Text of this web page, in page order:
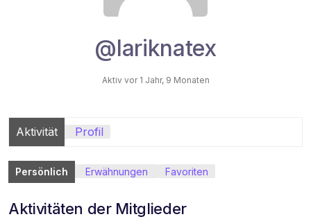
@lariknatex
Aktiv vor 1 Jahr, 9 Monaten
Aktivität Profil
Persönlich Erwähnungen Favoriten
Aktivitäten der Mitglieder